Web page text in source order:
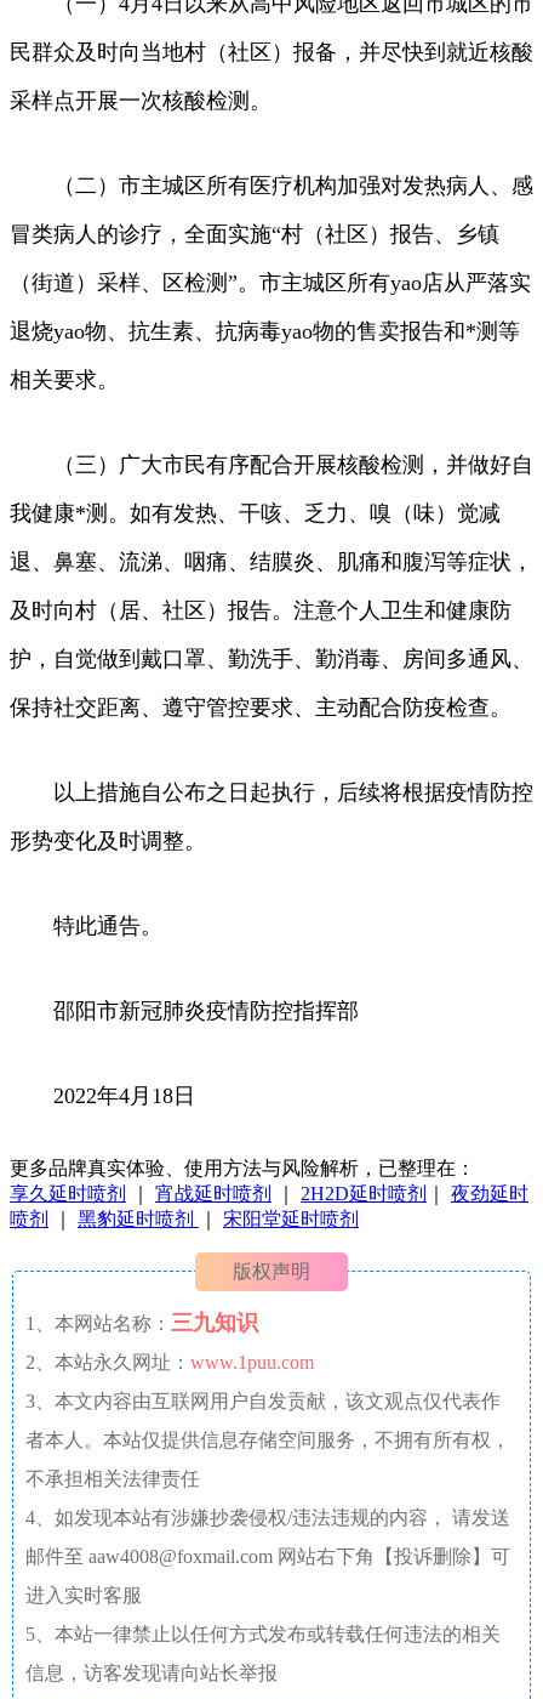
民群众及时向当地村（社区）报备，并尽快到就近核酸
采样点开展一次核酸检测。
（二）市主城区所有医疗机构加强对发热病人、感
冒类病人的诊疗，全面实施“村（社区）报告、乡镇
（街道）采样、区检测”。市主城区所有yao店从严落实
退烧yao物、抗生素、抗病毒yao物的售卖报告和*测等
相关要求。
（三）广大市民有序配合开展核酸检测，并做好自
我健康*测。如有发热、干咳、乏力、嗅（味）觉减
退、鼻塞、流涕、咽痛、结膜炎、肌痛和腹泻等症状，
及时向村（居、社区）报告。注意个人卫生和健康防
护，自觉做到戴口罩、勤洗手、勤消毒、房间多通风、
保持社交距离、遵守管控要求、主动配合防疫检查。
以上措施自公布之日起执行，后续将根据疫情防控
形势变化及时调整。
特此通告。
邵阳市新冠肺炎疫情防控指挥部
2022年4月18日
更多品牌真实体验、使用方法与风险解析，已整理在：
享久延时喷剂
宵战延时喷剂 2H2D延时喷剂
夜劲延时
喷剂
黑豹延时喷剂 宋阳堂延时喷剂
版权声明
1、本网站名称： 三九知识
2、本站永久网址： www.1puu.com
3、本文内容由互联网用户自发贡献，该文观点仅代表作
者本人。本站仅提供信息存储空间服务，不拥有所有权，
不承担相关法律责任
4、如发现本站有涉嫌抄袭侵权/违法违规的内容， 请发送
邮件至 aaw4008@foxmail.com 网站右下角【投诉删除】可
进入实时客服
5、本站一律禁止以任何方式发布或转载任何违法的相关
信息，访客发现请向站长举报